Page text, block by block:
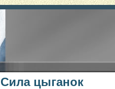
Сила цыганок